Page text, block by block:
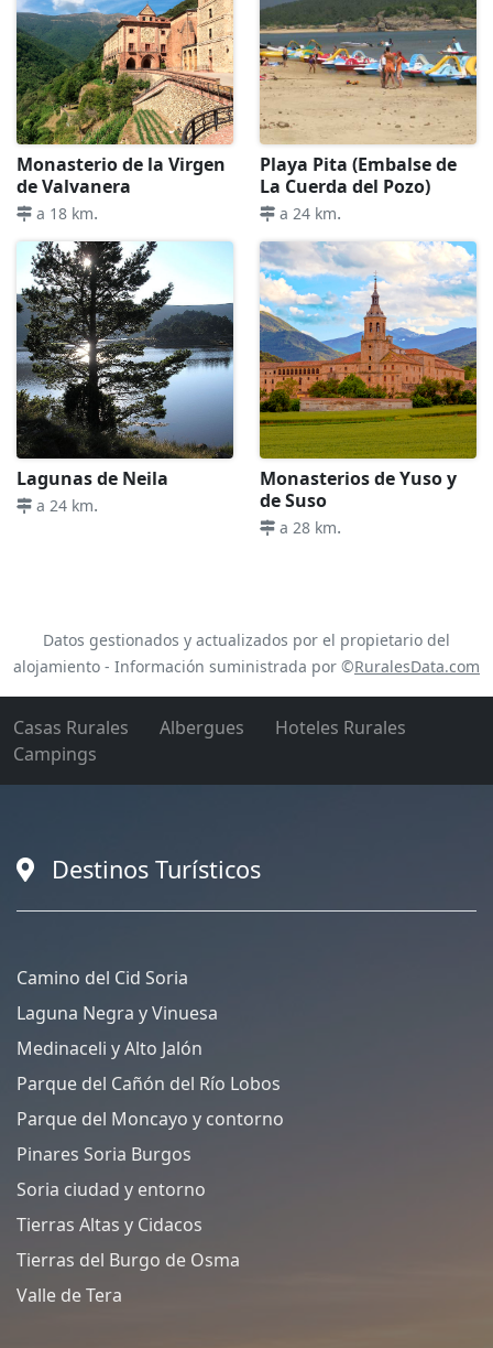
Monasterio de la Virgen
de Valvanera
a 18 km.
Playa Pita (Embalse de
La Cuerda del Pozo)
a 24 km.
Lagunas de Neila
a 24 km.
Monasterios de Yuso y
de Suso
a 28 km.
Datos gestionados y actualizados por el propietario del
alojamiento - Información suministrada por ©RuralesData.com
Casas Rurales Albergues
Hoteles Rurales
Campings
Destinos Turísticos
Camino del Cid Soria
Laguna Negra y Vinuesa
Medinaceli y Alto Jalón
Parque del Cañón del Río Lobos
Parque del Moncayo y contorno
Pinares Soria Burgos
Soria ciudad y entorno
Tierras Altas y Cidacos
Tierras del Burgo de Osma
Valle de Tera